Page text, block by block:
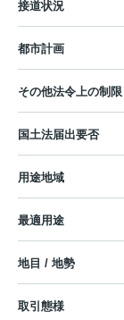
接道状況
都市計画
その他法令上の制限
国土法届出要否
用途地域
最適用途
地目 / 地勢
取引態様